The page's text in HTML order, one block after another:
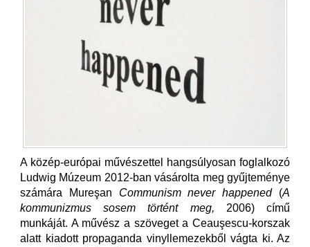
A közép-európai művészettel hangsúlyosan foglalkozó
Ludwig Múzeum 2012-ban vásárolta meg gyűjteménye
számára Mureşan Communism never happened(A
kommunizmus sosem történt meg, 2006) című
munkáját. A művész a szöveget a Ceauşescu-korszak
alatt kiadott propaganda vinyllemezekből vágta ki. Az